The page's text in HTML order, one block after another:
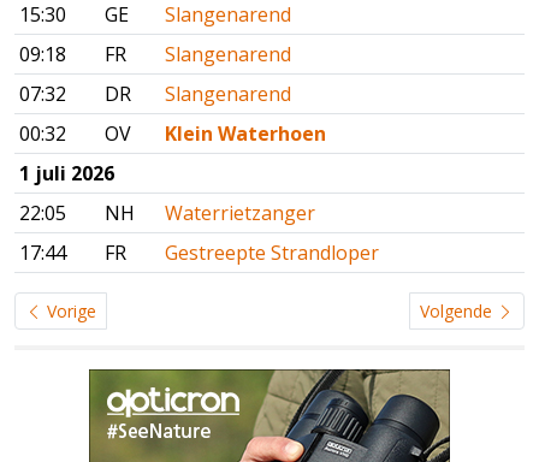
15:30
GE
Slangenarend
09:18
FR
Slangenarend
07:32
DR
Slangenarend
00:32
OV
Klein Waterhoen
1 juli 2026
22:05
NH
Waterrietzanger
17:44
FR Gestreepte Strandloper
Vorige Volgende